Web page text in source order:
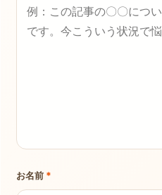
お名前 *